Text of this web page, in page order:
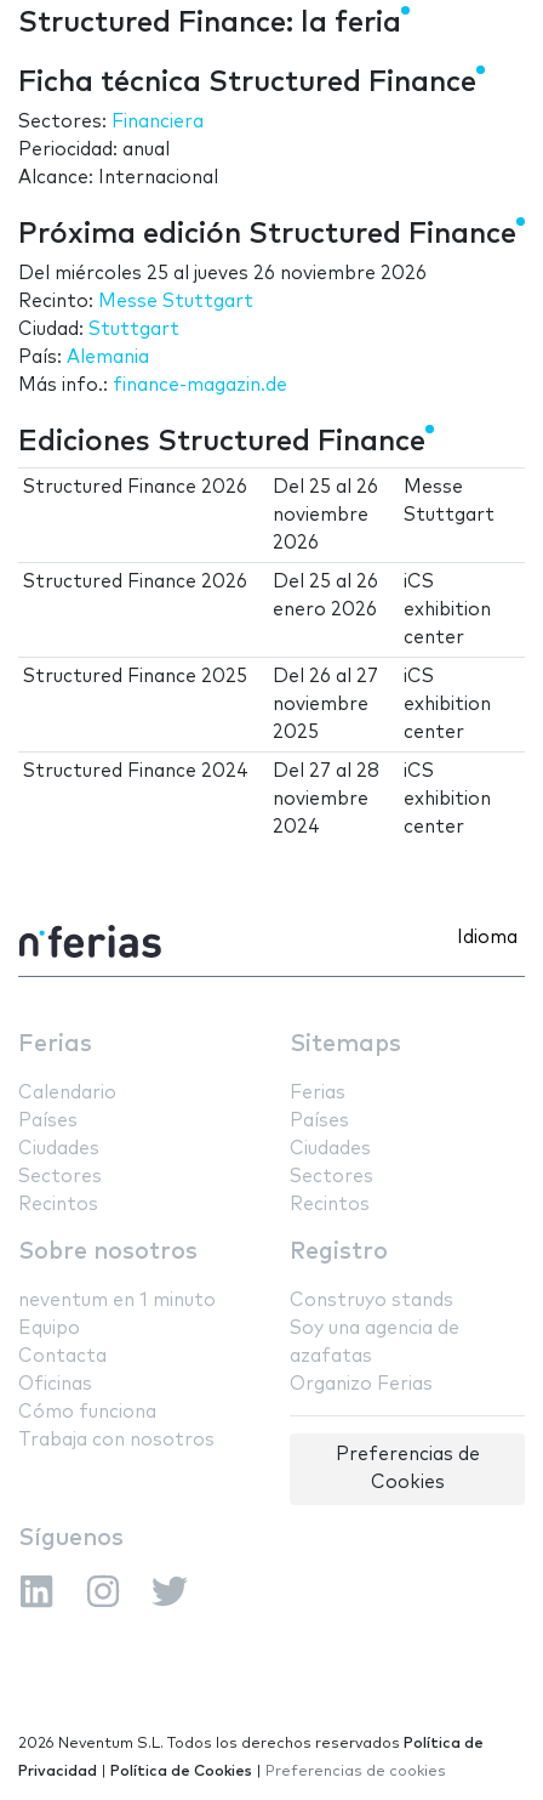
Structured Finance: la feria
Ficha técnica Structured Finance
Sectores: Financiera
Periocidad: anual
Alcance: Internacional
Próxima edición Structured Finance
Del miércoles 25 al jueves 26 noviembre 2026
Recinto: Messe Stuttgart
Ciudad: Stuttgart
País: Alemania
Más info.: finance-magazin.de
Ediciones Structured Finance
Structured Finance 2026 Del 25 al 26
noviembre
2026
Messe
Stuttgart
Structured Finance 2026 Del 25 al 26
enero 2026
iCS
exhibition
center
Structured Finance 2025 Del 26 al 27
noviembre
2025
iCS
exhibition
center
Structured Finance 2024 Del 27 al 28
noviembre
2024
iCS
exhibition
center
Idioma
Ferias
Calendario
Países
Ciudades
Sectores
Recintos
Sitemaps
Ferias
Países
Ciudades
Sectores
Recintos
Sobre nosotros
neventum en 1 minuto
Equipo
Contacta
Oficinas
Cómo funciona
Trabaja con nosotros
Registro
Construyo stands
Soy una agencia de
azafatas
Organizo Ferias
Preferencias de
Cookies
Síguenos
2026 Neventum S.L. Todos los derechos reservados Política de
Privacidad
Política de Cookies Preferencias de cookies